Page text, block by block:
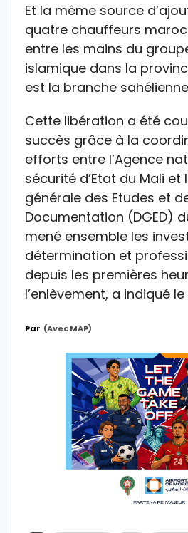
Et la même source
quatre chauffeurs
entre les mains du
islamique dans la
est la branche
Cette libération a été
succès grâce à la
efforts entre l’Agence
sécurité d’Etat du Mali et
générale des Etudes et
Documentation (DGED)
mené ensemble les
détermination et
depuis les premières
l’enlèvement, a indiqué
Par (avec MAP)